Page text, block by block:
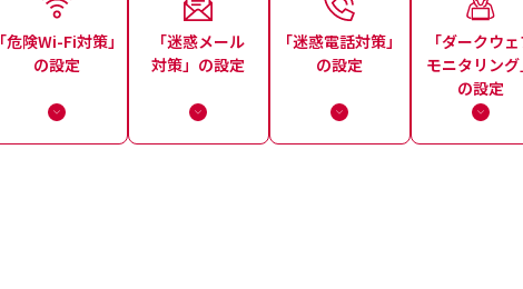
「危険Wi-Fi対策」
の設定
「迷惑メール
対策」の設定
「迷惑電話対策」
の設定
「ダークウ
モニタリン
の設定